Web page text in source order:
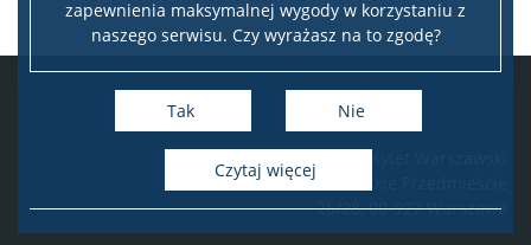
zapewnienia maksymalnej wygody w korzystaniu z
naszego serwisu. Czy wyrażasz na to zgodę?
Tak Nie
czytaj więcej
ul. Krakowskie Przedmieście
26/28, 00-927 Warszawa